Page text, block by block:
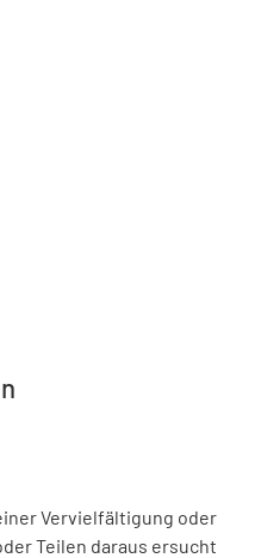
Vervielfältigung oder
Teilen daraus ersucht